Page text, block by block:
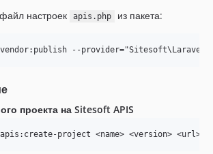
настроек apis.php из пакета:
проекта на Sitesoft APIS